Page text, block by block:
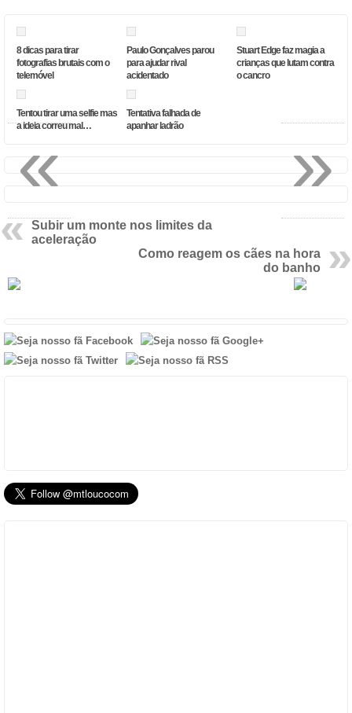
8 dicas para tirar
fotografias brutais com o
telemóvel
Paulo Gonçalves parou
para ajudar rival
acidentado
Stuart Edge faz magia a
crianças que lutam contra
o cancro
Tentou tirar uma selfie mas
a ideia correu mal…
Tentativa falhada de
apanhar ladrão
Subir um monte nos limites da
aceleração
Como reagem os cães na hora
do banho
»
«